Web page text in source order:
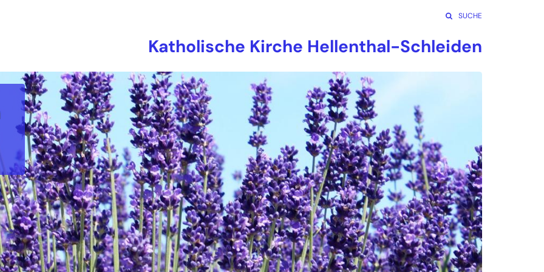
SUCHE
Katholische Kirche Hellenthal-Schleiden